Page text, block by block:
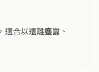
合以遠離塵囂、